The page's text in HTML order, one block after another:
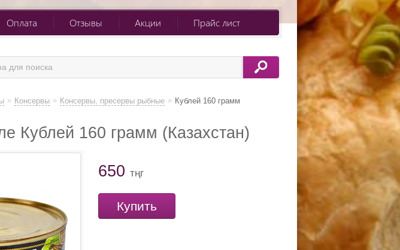
Оплата Отзывы Акции Прайс лист
» Консервы » Консервы, пресервы рыбные » Кублей 160 грамм
Кублей 160 грамм (Казахстан)
650 тңг
Купить